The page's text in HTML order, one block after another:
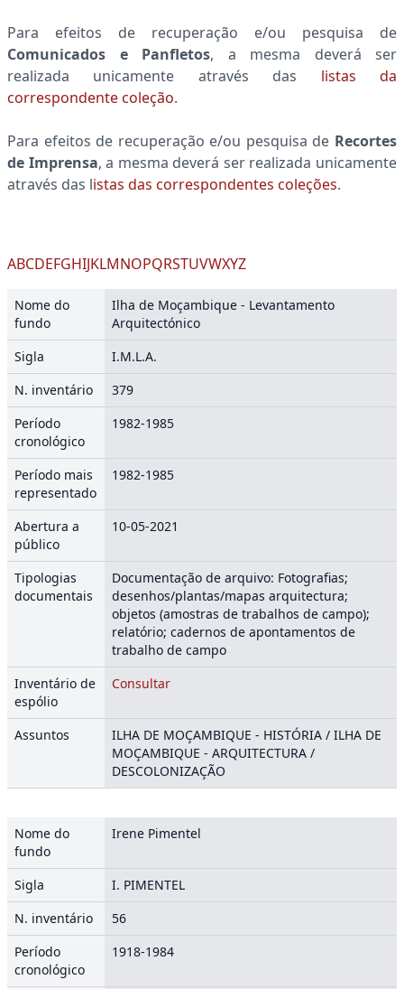
Para efeitos de recuperação e/ou pesquisa de
Comunicados e Panfletos, a mesma deverá ser
realizada unicamente através das listas da
correspondente coleção.
Para efeitos de recuperação e/ou pesquisa de Recortes
de Imprensa, a mesma deverá ser realizada unicamente
através das listas das correspondentes coleções.
ABCDEFGHIJKLMNOPQRSTUVWXYZ
Nome do
fundo
Ilha de Moçambique - Levantamento
Arquitectónico
Sigla
I.M.L.A.
N. inventário
379
Período
cronológico
1982-1985
Período mais
representado
1982-1985
Abertura a
público
10-05-2021
Tipologias
documentais
Documentação de arquivo: Fotografias;
desenhos/plantas/mapas arquitectura;
objetos (amostras de trabalhos de campo);
relatório; cadernos de apontamentos de
trabalho de campo
Inventário de
espólio
Consultar
Assuntos
ILHA DE MOÇAMBIQUE - HISTÓRIA / ILHA DE
MOÇAMBIQUE - ARQUITECTURA /
DESCOLONIZAÇÃO
Nome do
fundo
Irene Pimentel
Sigla
I. PIMENTEL
N. inventário
56
Período
cronológico
1918-1984